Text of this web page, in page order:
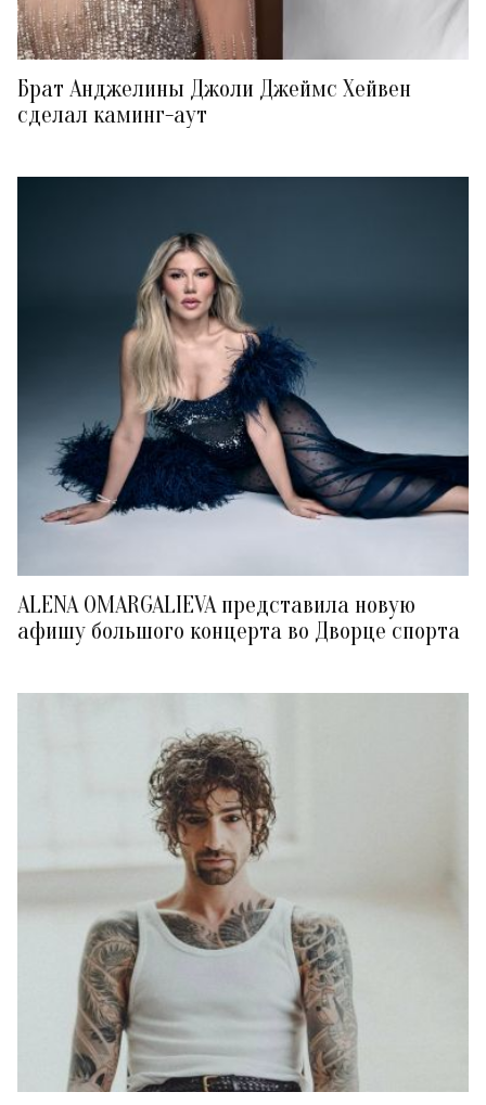
Брат Анджелины Джоли Джеймс Хейвен
сделал каминг-аут
ALENA OMARGALIEVA представила новую
афишу большого концерта во Дворце спорта